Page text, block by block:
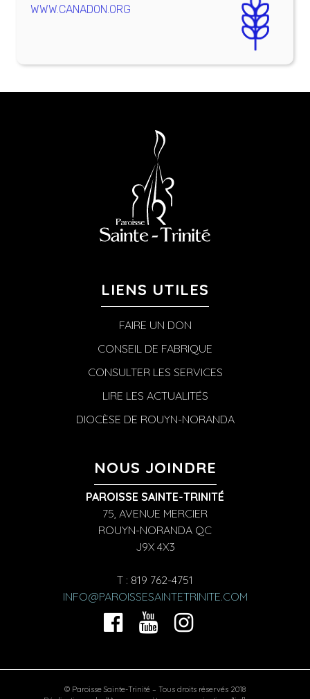
WWW.CANADON.ORG
LIENS UTILES
FAIRE UN DON
CONSEIL DE FABRIQUE
CONSULTER LES SERVICES
LIRE LES ACTUALITÉS
DIOCÈSE DE ROUYN-NORANDA
NOUS JOINDRE
PAROISSE SAINTE-TRINITÉ
75, AVENUE MERCIER
ROUYN-NORANDA QC
J9X 4X3
T : 819 762-4751
INFO@PAROISSESAINTETRINITE.COM
© Paroisse Sainte-Trinité – Tous droits réservés 2018